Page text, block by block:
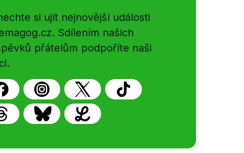
si ujít nejnovější události
Sdílením našich
přátelům podpoříte naši